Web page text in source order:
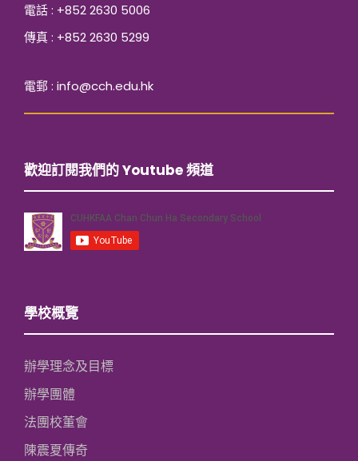
電話 : +852 2630 5006
傳真 : +852 2630 5299
電郵 : info@cch.edu.hk
歡迎訂閱我們的 Youtube 頻道
學校概覽
辦學理念及目標
辦學團體
法團校董會
陳震夏傳奇